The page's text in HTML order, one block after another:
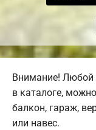
Внимание! Любой
в каталоге,
балкон, гараж,
или навес.